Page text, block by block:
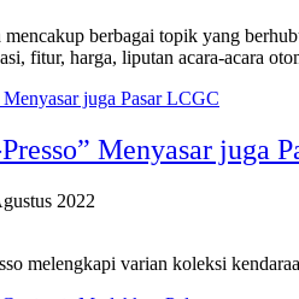
berbagai topik yang
fitur, harga, liputan acara-acara
Menyasar juga
2022
melengkapi varian koleksi